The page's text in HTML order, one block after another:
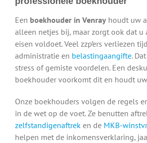
Een boekhouder in Venray houdt uw
alleen netjes bij, maar zorgt ook dat
eisen voldoet. Veel zzp’ers verliezen
administratie en belastingaangifte.
stress of gemiste voordelen. Een
boekhouder voorkomt dit en houdt
Onze boekhouders volgen de regels
in de wet op de voet. Ze benutten
zelfstandigenaftrek en de MKB-
helpen met de inkomensverklaring,